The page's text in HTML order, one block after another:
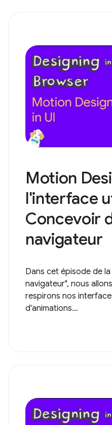
Motion
l'interface
Concevoir
navigateur
Dans cet épisode de
navigateur", nous
respirons nos
d'animations...